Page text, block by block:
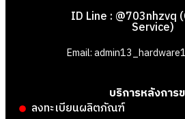
ID Line : @703nhzvq
Service)
Email:
บริการหลังการ
ลงทะเบียนผลิตภัณฑ์